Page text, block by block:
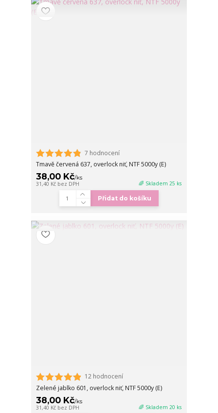
7 hodnocení
Tmavě červená 637, overlock niť, NTF 5000y (E)
38,00 Kč/ks
31,40 Kč bez DPH 🌈 Skladem 25 ks
Přidat do košíku
12 hodnocení
Zelené jablko 601, overlock niť, NTF 5000y (E)
38,00 Kč/ks
31,40 Kč bez DPH 🌈 Skladem 20 ks